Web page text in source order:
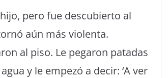
pero fue descubierto al
aún más violenta.
al piso. Le pegaron patadas
y le empezó a decir: ‘A ver